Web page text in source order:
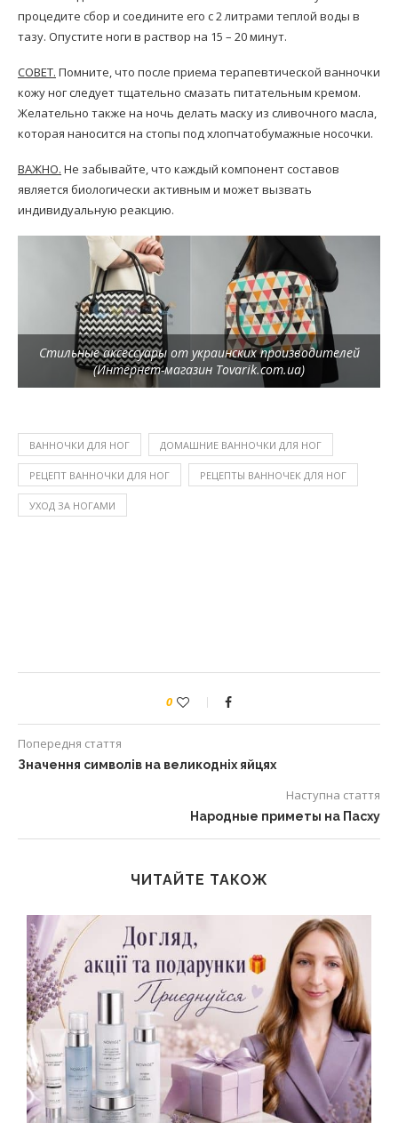
процедите сбор и соедините его с 2 литрами теплой воды в
тазу. Опустите ноги в раствор на 15 – 20 минут.
СОВЕТ. Помните, что после приема терапевтической ванночки
кожу ног следует тщательно смазать питательным кремом.
Желательно также на ночь делать маску из сливочного масла,
которая наносится на стопы под хлопчатобумажные носочки.
ВАЖНО. Не забывайте, что каждый компонент составов
является биологически активным и может вызвать
индивидуальную реакцию.
Стильные аксессуары от украинских производителей
(Интернет-магазин Tovarik.com.ua)
ВАННОЧКИ ДЛЯ НОГ ДОМАШНИЕ ВАННОЧКИ ДЛЯ НОГ
РЕЦЕПТ ВАННОЧКИ ДЛЯ НОГ РЕЦЕПТЫ ВАННОЧЕК ДЛЯ НОГ
УХОД ЗА НОГАМИ
0
Попередня стаття
Значення символів на великодніх яйцях
Наступна стаття
Народные приметы на Пасху
ЧИТАЙТЕ ТАКОЖ